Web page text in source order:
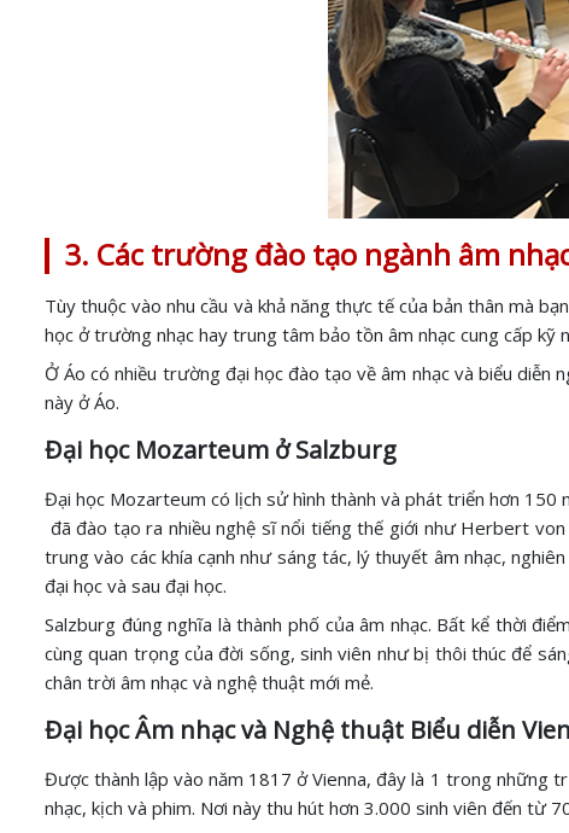
3. Các trường đào tạo ngành âm
Tùy thuộc vào nhu cầu và khả năng thực tế của bản thân mà
học ở trường nhạc hay trung tâm bảo tồn âm nhạc cung cấp kỹ
Ở Áo có nhiều trường đại học đào tạo về âm nhạc và biểu
này ở Áo.
Đại học Mozarteum ở Salzburg
Đại học Mozarteum có lịch sử hình thành và phát triển hơn 150
đã đào tạo ra nhiều nghệ sĩ nổi tiếng thế giới như Herbert
trung vào các khía cạnh như sáng tác, lý thuyết âm nhạc,
đại học và sau đại học.
Salzburg đúng nghĩa là thành phố của âm nhạc. Bất kể thời
cùng quan trọng của đời sống, sinh viên như bị thôi thúc để
chân trời âm nhạc và nghệ thuật mới mẻ.
Đại học Âm nhạc và Nghệ thuật Biểu diễn
Được thành lập vào năm 1817 ở Vienna, đây là 1 trong những
nhạc, kịch và phim. Nơi này thu hút hơn 3.000 sinh viên đến từ